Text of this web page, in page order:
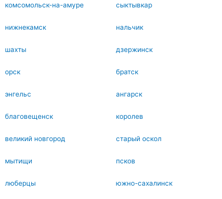
комсомольск-на-амуре сыктывкар
нижнекамск нальчик
шахты дзержинск
орск братск
энгельс ангарск
благовещенск королев
великий новгород старый оскол
мытищи псков
люберцы южно-сахалинск